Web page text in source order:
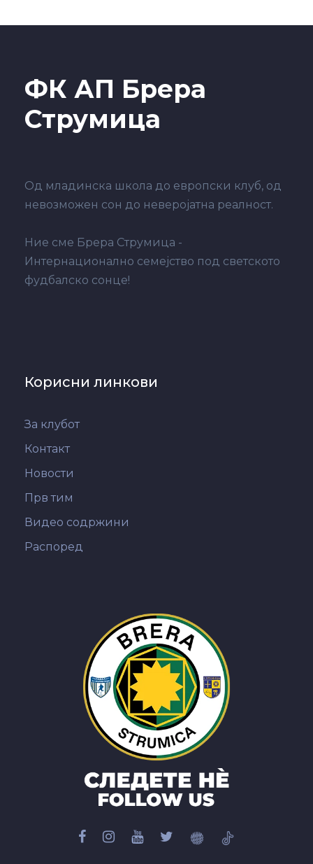
ФК АП Брера
Струмица
Од младинска школа до европски клуб, од
невозможен сон до неверојатна реалност.
Ние сме Брера Струмица -
Интернационално семејство под светското
фудбалско сонце!
Корисни линкови
За клубот
Контакт
Новости
Прв тим
Видео содржини
Распоред